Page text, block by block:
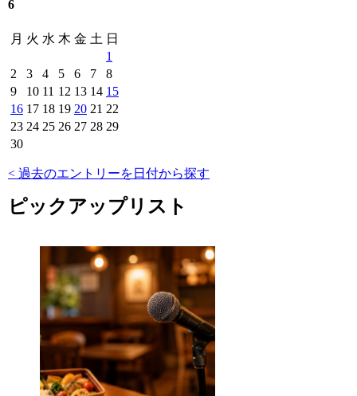
6
月 火 水 木 金 土 日
1
2
3 4 5 6 7
8
9
10 11 12 13 14 15
16 17 18 19 20 21 22
23 24 25 26 27 28 29
30
< 過去のエントリーを日付から探す
ピックアップリスト